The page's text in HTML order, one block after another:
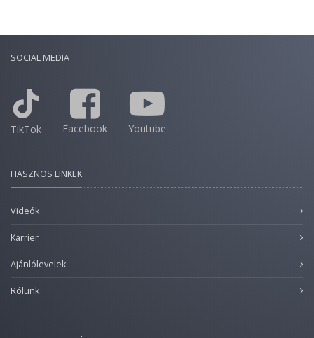
SOCIAL MEDIA
TikTok Facebook Youtube
HASZNOS LINKEK
Videók
Karrier
Ajánlólevelek
Rólunk